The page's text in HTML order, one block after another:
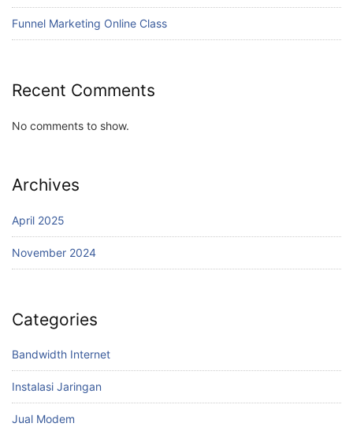
Funnel Marketing Online Class
Recent Comments
No comments to show.
Archives
April 2025
November 2024
Categories
Bandwidth Internet
Instalasi Jaringan
Jual Modem